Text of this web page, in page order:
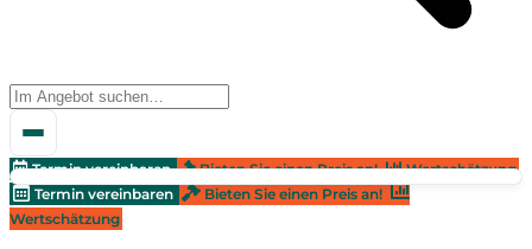
Termin vereinbaren Bieten Sie einen Preis an!
Wertschätzung
Termin vereinbaren
Bieten Sie einen Preis an!
Wertschätzung